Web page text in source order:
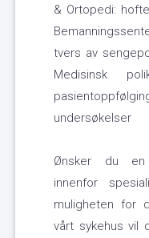
& Ortopedi:
tvers av
Medisinsk
undersøkelser
Ønsker du en
innenfor
muligheten for
vårt sykehus vil